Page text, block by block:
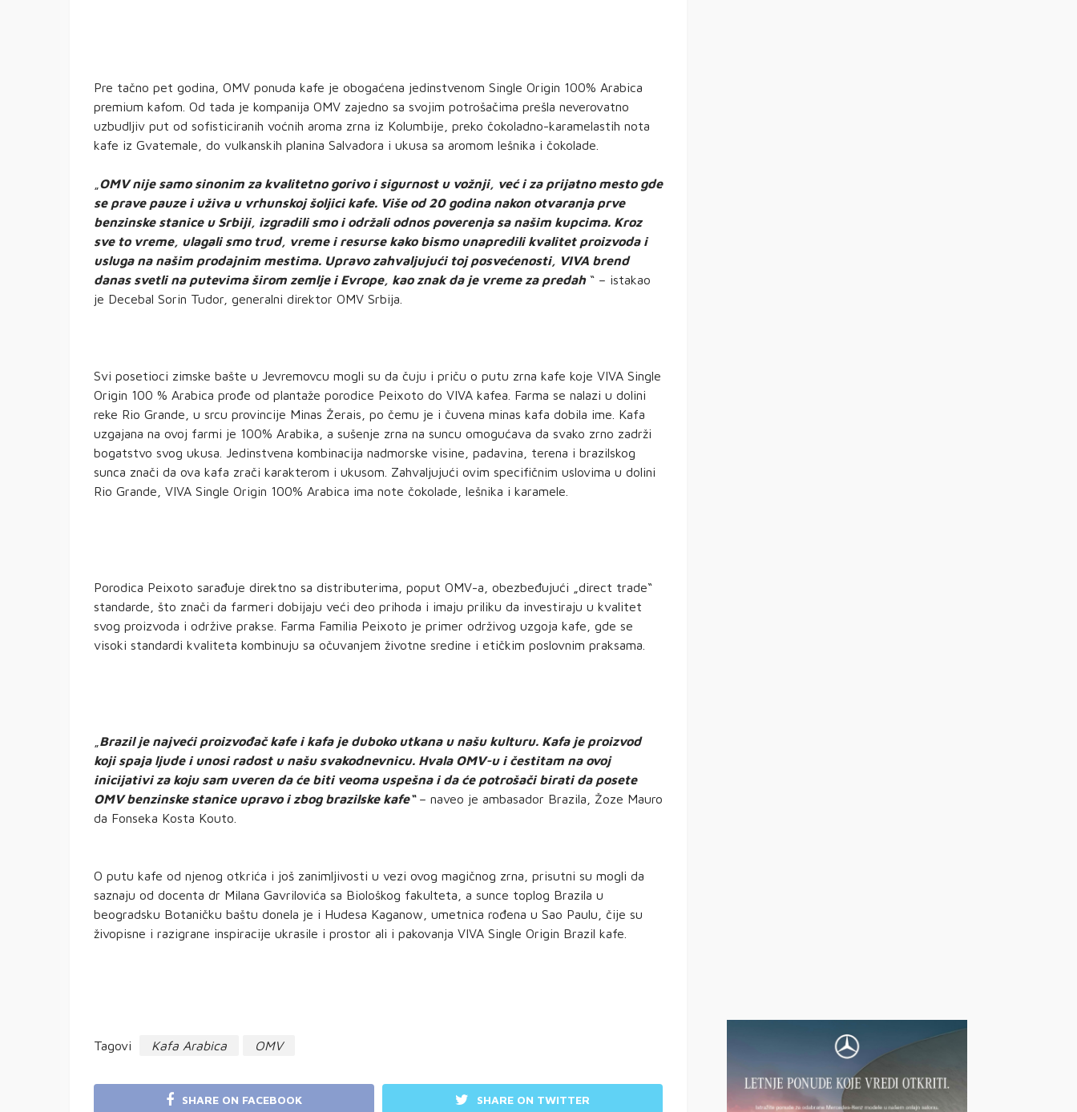
Pre tačno pet godina, OMV ponuda kafe je obogaćena jedinstvenom Single Origin 100% Arabica
premium kafom. Od tada je kompanija OMV zajedno sa svojim potrošačima prešla neverovatno
uzbudljiv put od sofisticiranih voćnih aroma zrna iz Kolumbije, preko čokoladno-karamelastih nota
kafe iz Gvatemale, do vulkanskih planina Salvadora i ukusa sa aromom lešnika i čokolade.
OMV nije samo sinonim za kvalitetno gorivo i sigurnost u vožnji, već i za prijatno mesto gde
se prave pauze i uživa u vrhunskoj šoljici kafe. Više od 20 godina nakon otvaranja prve
benzinske stanice u Srbiji, izgradili smo i održali odnos poverenja sa našim kupcima. Kroz
sve to vreme, ulagali smo trud, vreme i resurse kako bismo unapredili kvalitet proizvoda i
usluga na našim prodajnim mestima. Upravo zahvaljujući toj posvećenosti, VIVA brend
danas svetli na putevima širom zemlje i Evrope, kao znak da je vreme za predah “ – istakao
je Decebal Sorin Tudor, generalni direktor OMV Srbija.
Svi posetioci zimske bašte u Jevremovcu mogli su da čuju i priču o putu zrna kafe koje VIVA Single
Origin 100 % Arabica prođe od plantaže porodice Peixoto do VIVA kafea. Farma se nalazi u dolini
reke Rio Grande, u srcu provincije Minas Žerais, po čemu je i čuvena minas kafa dobila ime. Kafa
uzgajana na ovoj farmi je 100% Arabika, a sušenje zrna na suncu omogućava da svako zrno zadrži
bogatstvo svog ukusa. Jedinstvena kombinacija nadmorske visine, padavina, terena i brazilskog
sunca znači da ova kafa zrači karakterom i ukusom. Zahvaljujući ovim specifičnim uslovima u dolini
Rio Grande, VIVA Single Origin 100% Arabica ima note čokolade, lešnika i karamele.
Porodica Peixoto sarađuje direktno sa distributerima, poput OMV-a, obezbeđujući „direct trade“
standarde, što znači da farmeri dobijaju veći deo prihoda i imaju priliku da investiraju u kvalitet
svog proizvoda i održive prakse. Farma Familia Peixoto je primer održivog uzgoja kafe, gde se
visoki standardi kvaliteta kombinuju sa očuvanjem životne sredine i etičkim poslovnim praksama.
Brazil je najveći proizvođač kafe i kafa je duboko utkana u našu kulturu. Kafa je proizvod
koji spaja ljude i unosi radost u našu svakodnevnicu. Hvala OMV-u i čestitam na ovoj
inicijativi za koju sam uveren da će biti veoma uspešna i da će potrošači birati da posete
OMV benzinske stanice upravo i zbog brazilske kafe“– naveo je ambasador Brazila, Žoze Mauro
da Fonseka Kosta Kouto.
O putu kafe od njenog otkrića i još zanimljivosti u vezi ovog magičnog zrna, prisutni su mogli da
saznaju od docenta dr Milana Gavrilovića sa Biološkog fakulteta, a sunce toplog Brazila u
beogradsku Botaničku baštu donela je i Hudesa Kaganow, umetnica rođena u Sao Paulu, čije su
živopisne i razigrane inspiracije ukrasile i prostor ali i pakovanja VIVA Single Origin Brazil kafe.
Tagovi Kafa Arabica OMV
SHARE ON FACEBOOK SHARE ON TWITTER